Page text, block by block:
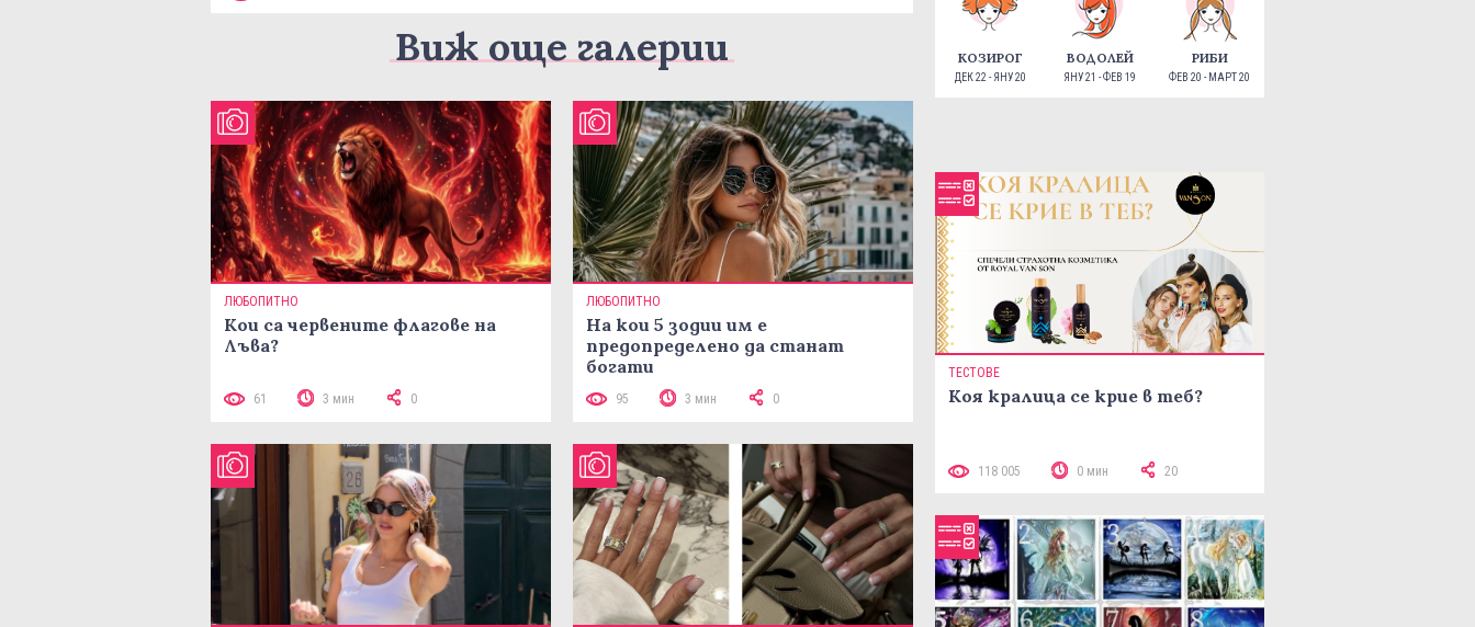
Виж още галерии
ЛЮБОПИТНО
Кои са червените флагове на
Лъва?
61 3 мин 0
ЛЮБОПИТНО
На кои 5 зодии им е
предопределено да станат
богати
95 3 мин 0
КОЗИРОГ
ДЕК 22 - ЯНУ 20
ВОДОЛЕЙ
ЯНУ 21 - ФЕВ 19
РИБИ
ФЕВ 20 - МАРТ 20
ТЕСТОВЕ
Коя кралица се крие в теб?
118 005 0 мин 20